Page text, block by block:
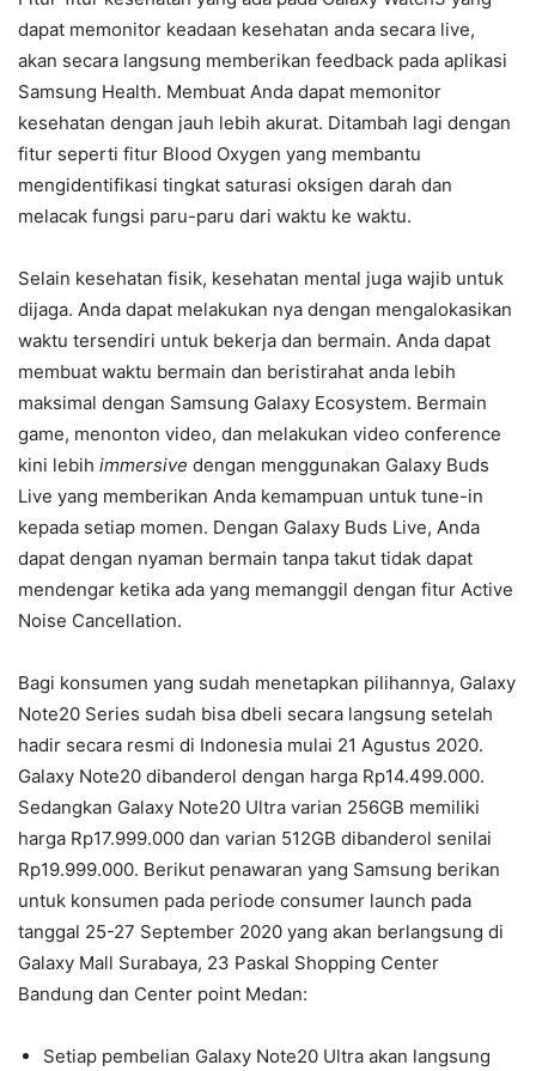
dapat memonitor keadaan kesehatan anda secara live,
akan secara langsung memberikan feedback pada aplikasi
Samsung Health. Membuat Anda dapat memonitor
kesehatan dengan jauh lebih akurat. Ditambah lagi dengan
fitur seperti fitur Blood Oxygen yang membantu
mengidentifikasi tingkat saturasi oksigen darah dan
melacak fungsi paru-paru dari waktu ke waktu.
Selain kesehatan fisik, kesehatan mental juga wajib untuk
dijaga. Anda dapat melakukan nya dengan mengalokasikan
waktu tersendiri untuk bekerja dan bermain. Anda dapat
membuat waktu bermain dan beristirahat anda lebih
maksimal dengan Samsung Galaxy Ecosystem. Bermain
game, menonton video, dan melakukan video conference
kini lebih immersive dengan menggunakan Galaxy Buds
Live yang memberikan Anda kemampuan untuk tune-in
kepada setiap momen. Dengan Galaxy Buds Live, Anda
dapat dengan nyaman bermain tanpa takut tidak dapat
mendengar ketika ada yang memanggil dengan fitur Active
Noise Cancellation.
Bagi konsumen yang sudah menetapkan pilihannya, Galaxy
Note20 Series sudah bisa dbeli secara langsung setelah
hadir secara resmi di Indonesia mulai 21 Agustus 2020.
Galaxy Note20 dibanderol dengan harga Rp14.499.000.
Sedangkan Galaxy Note20 Ultra varian 256GB memiliki
harga Rp17.999.000 dan varian 512GB dibanderol senilai
Rp19.999.000. Berikut penawaran yang Samsung berikan
untuk konsumen pada periode consumer launch pada
tanggal 25-27 September 2020 yang akan berlangsung di
Galaxy Mall Surabaya, 23 Paskal Shopping Center
Bandung dan Center point Medan:
Setiap pembelian Galaxy Note20 Ultra akan langsung